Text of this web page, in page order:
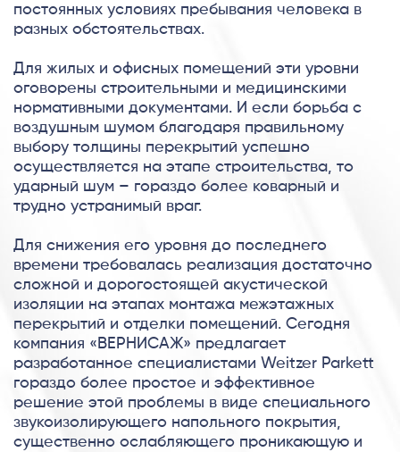
постоянных условиях пребывания человека в
разных обстоятельствах.
Для жилых и офисных помещений эти уровни
оговорены строительными и медицинскими
нормативными документами. И если борьба с
воздушным шумом благодаря правильному
выбору толщины перекрытий успешно
осуществляется на этапе строительства, то
ударный шум – гораздо более коварный и
трудно устранимый враг.
Для снижения его уровня до последнего
времени требовалась реализация достаточно
сложной и дорогостоящей акустической
изоляции на этапах монтажа межэтажных
перекрытий и отделки помещений. Сегодня
компания «ВЕРНИСАЖ» предлагает
разработанное специалистами Weitzer Parkett
гораздо более простое и эффективное
решение этой проблемы в виде специального
звукоизолирующего напольного покрытия,
существенно ослабляющего проникающую и